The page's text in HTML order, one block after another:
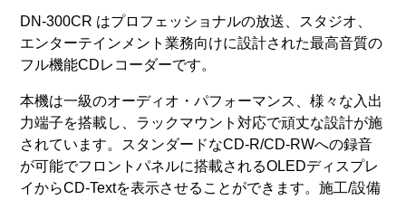
DN-300CR はプロフェッショナルの放送、スタジオ、
エンターテインメント業務向けに設計された最高音質の
フル機能CDレコーダーです。
本機は一級のオーディオ・パフォーマンス、様々な入出
力端子を搭載し、ラックマウント対応で頑丈な設計が施
されています。スタンダードなCD-R/CD-RWへの録音
が可能でフロントパネルに搭載されるOLEDディスプレ
イからCD-Textを表示させることができます。施工/設備